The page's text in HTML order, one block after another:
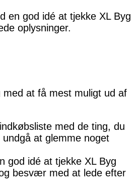
en god idé at tjekke XL Byg
oplysninger.
at få mest muligt ud af
med de ting, du
at glemme noget
god idé at tjekke XL Byg
besvær med at lede efter